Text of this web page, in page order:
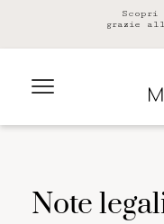
Scopri
grazie
Note